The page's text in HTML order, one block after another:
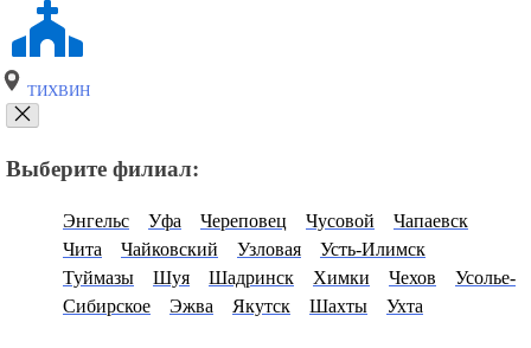
ТИХВИН
Выберите филиал:
Энгельс Уфа Череповец Чусовой
Чапаевск
Чита
Чайковский Узловая
Усть-Илимск
Туймазы
Шуя Шадринск Химки Чехов
Усолье-
Сибирское
Эжва Якутск Шахты Ухта